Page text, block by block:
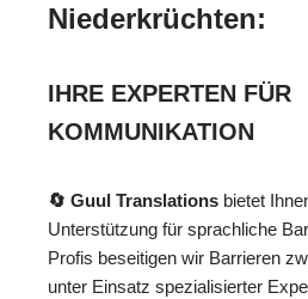
Niederkrüchten:
IHRE EXPERTEN FÜR
KOMMUNIKATION
🔄 Guul Translations bietet
Unterstützung für sprachliche
Profis beseitigen wir Barrieren
unter Einsatz spezialisierter